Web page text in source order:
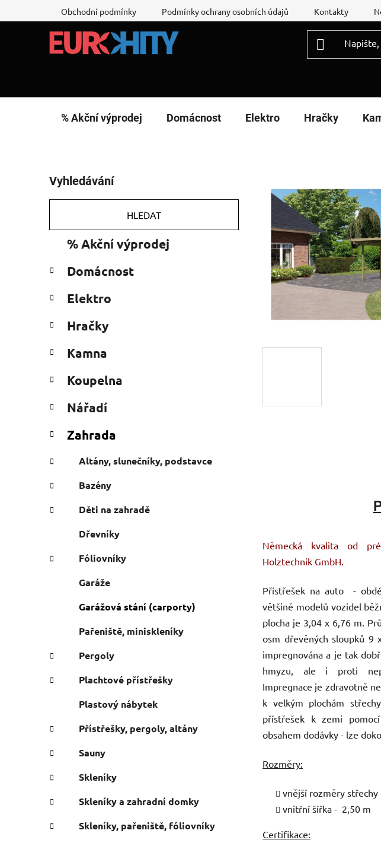
na
Obchodní podmínky Podmínky ochrany osobních údajů Kontakty
% Akční výprodej Domácnost Elektro Hračky
o
s
r
n
í
a
e
Vyhledávání
HLEDAT
kategorie
e
o
i
% Akční výprodej
Domácnost
Elektro
Hračky
Kamna
Koupelna
Nářadí
Zahrada
Altány, slunečníky, podstavce
Bazény
Děti na zahradě
Dřevníky
Fóliovníky
Garáže
Garážová stání (carporty)
Pařeniště, miniskleníky
Pergoly
Plachtové přístřešky
Plastový nábytek
Přístřešky, pergoly, altány
Sauny
Skleníky
Skleníky a zahradní domky
Skleníky, pařeniště, fóliovníky
Německá kvalita od
Holztechnik GmbH.
Přístřešek na auto -
většině modelů vozidel
plocha je 3,04 x 6,76 m.
osm dřevěných sloupků 9
impregnována a je tak
hmyzu, ale i proti
Impregnace je zdravotně
k velkým plochám
přístřešek k zemi
obsahem dodávky - lze
Rozměry:
vnější rozměry střechy
vnitřní šířka - 2,50 m
Certifikace: